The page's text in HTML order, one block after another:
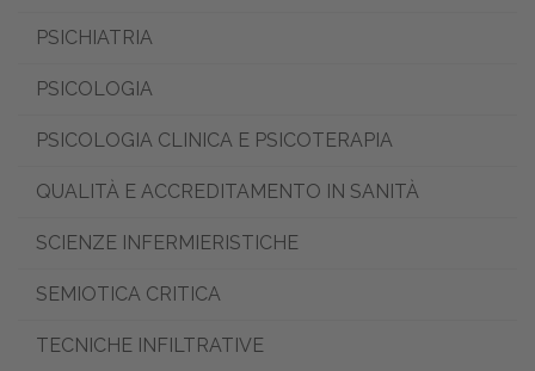
PSICHIATRIA
PSICOLOGIA
PSICOLOGIA CLINICA E PSICOTERAPIA
QUALITÀ E ACCREDITAMENTO IN SANITÀ
SCIENZE INFERMIERISTICHE
SEMIOTICA CRITICA
TECNICHE INFILTRATIVE